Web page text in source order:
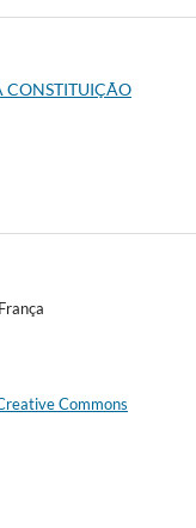
CONSTITUIÇÃO
Commons